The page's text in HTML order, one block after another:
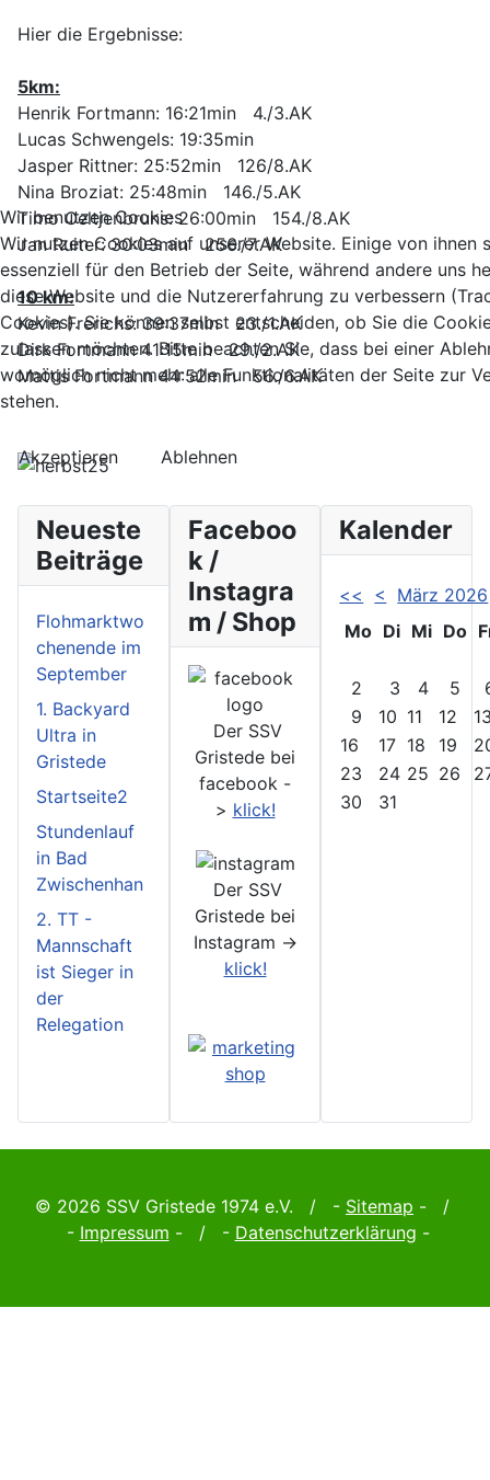
Hier die Ergebnisse:
5km:
Henrik Fortmann: 16:21min 4./3.AK
Lucas Schwengels: 19:35min
Jasper Rittner: 25:52min 126/8.AK
Nina Broziat: 25:48min 146./5.AK
Timo Oeltjenbruns: 26:00min 154./8.AK
Jan Ruiter: 30:03min 256./7.AK
10 km:
Kevin Frerichs: 39:37min 23./1.AK
Dirk Fortmann 41:15min 29./2.AK
Mattis Fortmann 44:52min 56./6.AK
Neueste
Beiträge
Flohmarktwo
chenende im
September
1. Backyard
Ultra in
Gristede
Startseite2
Stundenlauf
in Bad
Zwischenhan
2. TT -
Mannschaft
ist Sieger in
der
Relegation
Faceboo
k /
Instagra
m / Shop
Der SSV
Gristede bei
facebook -
> klick!
Der SSV
Gristede bei
Instagram ->
klick!
Kalender
<< <
März 2026
Mo Di Mi Do
2 3 4 5
9
10 11 12
16
17 18 19
23
24 25 26
30
31
© 2026 SSV Gristede 1974 e.V. / - Sitemap - /
- Impressum - / - Datenschutzerklärung -
Wir benutzen Cookies
Wir nutzen Cookies auf unserer Website. Einige von ihnen
essenziell für den Betrieb der Seite, während andere uns
diese Website und die Nutzererfahrung zu verbessern
Cookies). Sie können selbst entscheiden, ob Sie die
zulassen möchten. Bitte beachten Sie, dass bei einer
womöglich nicht mehr alle Funktionalitäten der Seite zur
stehen.
Akzeptieren Ablehnen